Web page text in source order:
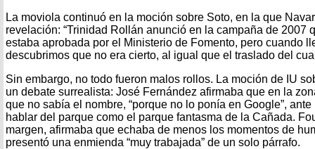
La moviola continuó en la moción sobre Soto, en la que
revelación: “Trinidad Rollán anunció en la campaña de 2007
estaba aprobada por el Ministerio de Fomento, pero cuando
descubrimos que no era cierto, al igual que el traslado del
Sin embargo, no todo fueron malos rollos. La moción de IU
un debate surrealista: José Fernández afirmaba que en la
que no sabía el nombre, “porque no lo ponía en Google”,
hablar del parque como el parque fantasma de la Cañada.
margen, afirmaba que echaba de menos los momentos de
presentó una enmienda “muy trabajada” de un solo párrafo.